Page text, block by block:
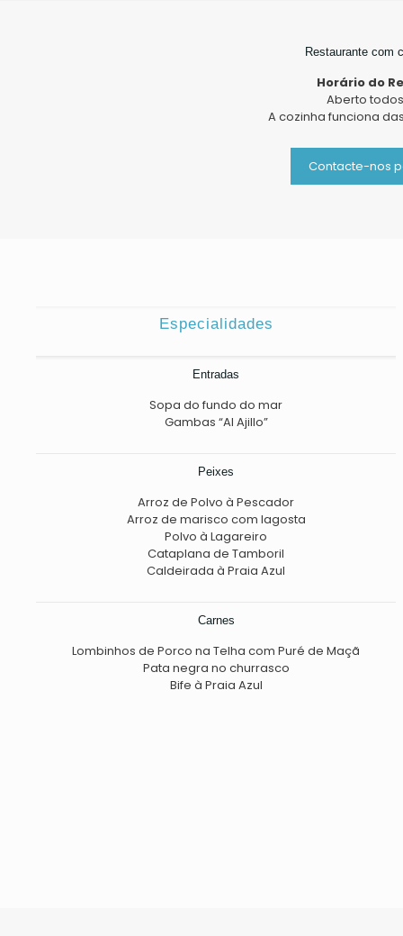
Restaurante com
Horário do
Aberto
A cozinha funciona das
Contacte-nos
Especialidades
Entradas
Sopa do fundo do mar
Gambas “Al Ajillo”
Peixes
Arroz de Polvo à Pescador
Arroz de marisco com lagosta
Polvo à Lagareiro
Cataplana de Tamboril
Caldeirada à Praia Azul
Carnes
Lombinhos de Porco na Telha com Puré de Maçã
Pata negra no churrasco
Bife à Praia Azul